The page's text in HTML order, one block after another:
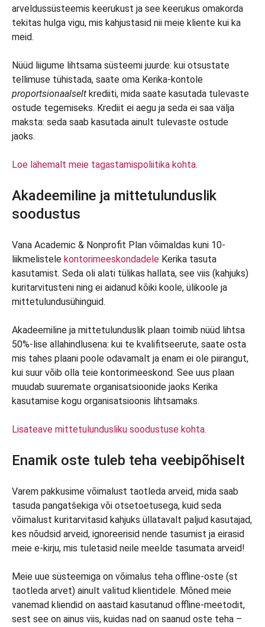
arveldussüsteemis keerukust ja see keerukus omakorda
tekitas hulga vigu, mis kahjustasid nii meie kliente kui ka
meid.
Nüüd liigume lihtsama süsteemi juurde: kui otsustate
tellimuse tühistada, saate oma Kerika-kontole
proportsionaalselt krediiti, mida saate kasutada tulevaste
ostude tegemiseks. Krediit ei aegu ja seda ei saa välja
maksta: seda saab kasutada ainult tulevaste ostude
jaoks.
Loe lähemalt meie tagastamispoliitika kohta.
Akadeemiline ja mittetulunduslik
soodustus
Vana Academic & Nonprofit Plan võimaldas kuni 10-
liikmelistele kontorimeeskondadele Kerika tasuta
kasutamist. Seda oli alati tülikas hallata, see viis (kahjuks)
kuritarvitusteni ning ei aidanud kõiki koole, ülikoole ja
mittetulundusühinguid.
Akadeemiline ja mittetulunduslik plaan toimib nüüd lihtsa
50%-lise allahindlusena: kui te kvalifitseerute, saate osta
mis tahes plaani poole odavamalt ja enam ei ole piirangut,
kui suur võib olla teie kontorimeeskond. See uus plaan
muudab suuremate organisatsioonide jaoks Kerika
kasutamise kogu organisatsioonis lihtsamaks.
Lisateave mittetulundusliku soodustuse kohta.
Enamik oste tuleb teha veebipõhiselt
Varem pakkusime võimalust taotleda arveid, mida saab
tasuda pangatšekiga või otsetoetusega, kuid seda
võimalust kuritarvitasid kahjuks üllatavalt paljud kasutajad,
kes nõudsid arveid, ignoreerisid nende tasumist ja eirasid
meie e-kirju, mis tuletasid neile meelde tasumata arveid!
Meie uue süsteemiga on võimalus teha offline-oste (st
taotleda arvet) ainult valitud klientidele. Mõned meie
vanemad kliendid on aastaid kasutanud offline-meetodit,
sest see on ainus viis, kuidas nad on saanud oste teha –